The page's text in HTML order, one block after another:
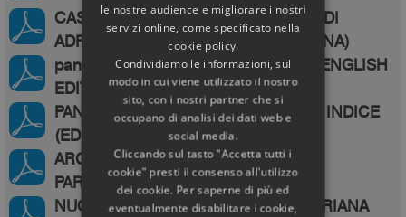
CASTEL SANTANGELO. MAUSOLEO DI
ADRIANO, INDICE (EDIZIONE ITALIANA)
pantheon Architecture & Light index (ENGLISH
EDITION)
PANTHEON ARCHITETTURA E LUCE INDICE
(EDIZIONE ITALIANA)
ARCHAEOASTRONOMY BEYOND
PARADIGMS
NUOVE SCOPERTE NELLA VILLA ADRIANA
le nostre audience e migliorare i nostri
servizi online, come specificato nella
cookie policy.
Condividiamo le informazioni, sul
modo in cui viene utilizzato il nostro
sito, con i nostri partner che si
occupano di analisi dei dati web e
social media.
Cliccando sul tasto "Accetta tutti i
cookie" presti il consenso all'utilizzo
dei cookie. Per saperne di più ed
eventualmente disabilitare i cookie,